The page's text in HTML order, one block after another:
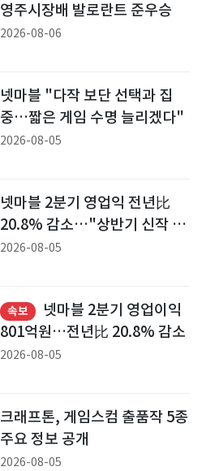
영주시장배 발로란트 준우승
2026-08-06
넷마블 "다작 보단 선택과 집
중…짧은 게임 수명 늘리겠다"
2026-08-05
넷마블 2분기 영업익 전년比
20.8% 감소…"상반기 신작 부
진"
2026-08-05
속보
넷마블 2분기 영업이익
801억원…전년比 20.8% 감소
2026-08-05
크래프톤, 게임스컴 출품작 5종
주요 정보 공개
2026-08-05